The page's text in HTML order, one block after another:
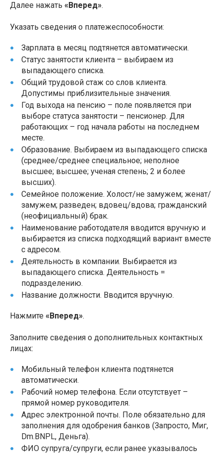
Далее нажать «Вперед».
Указать сведения о платежеспособности:
Зарплата в месяц подтянется автоматически.
Статус занятости клиента – выбираем из
выпадающего списка.
Общий трудовой стаж со слов клиента.
Допустимы приблизительные значения.
Год выхода на пенсию – поле появляется при
выборе статуса занятости – пенсионер. Для
работающих – год начала работы на последнем
месте.
Образование. Выбираем из выпадающего списка
(среднее/среднее специальное; неполное
высшее; высшее; ученая степень; 2 и более
высших).
Семейное положение. Холост/не замужем; женат/
замужем; разведен; вдовец/вдова; гражданский
(неофициальный) брак.
Наименование работодателя вводится вручную и
выбирается из списка подходящий вариант вместе
с адресом.
Деятельность в компании. Выбирается из
выпадающего списка. Деятельность =
подразделению.
Название должности. Вводится вручную.
Нажмите «Вперед».
Заполните сведения о дополнительных контактных
лицах:
Мобильный телефон клиента подтянется
автоматически.
Рабочий номер телефона. Если отсутствует –
прямой номер руководителя.
Адрес электронной почты. Поле обязательно для
заполнения для одобрения банков (Запросто, Миг,
Dm.BNPL, Деньга).
ФИО супруга/супруги, если ранее указывалось